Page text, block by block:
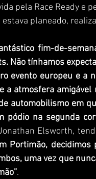
pela Race Ready e
planeado,
fim-de-
Não tínhamos
evento europeu e a
a atmosfera
automobilismo em
pódio na segunda
Elsworth,
Portimão,
uma vez que
.